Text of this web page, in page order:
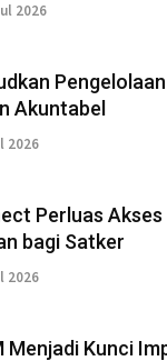
2026
Akuntabel
2026
Perluas Akses
bagi Satker
2026
Menjadi Kunci